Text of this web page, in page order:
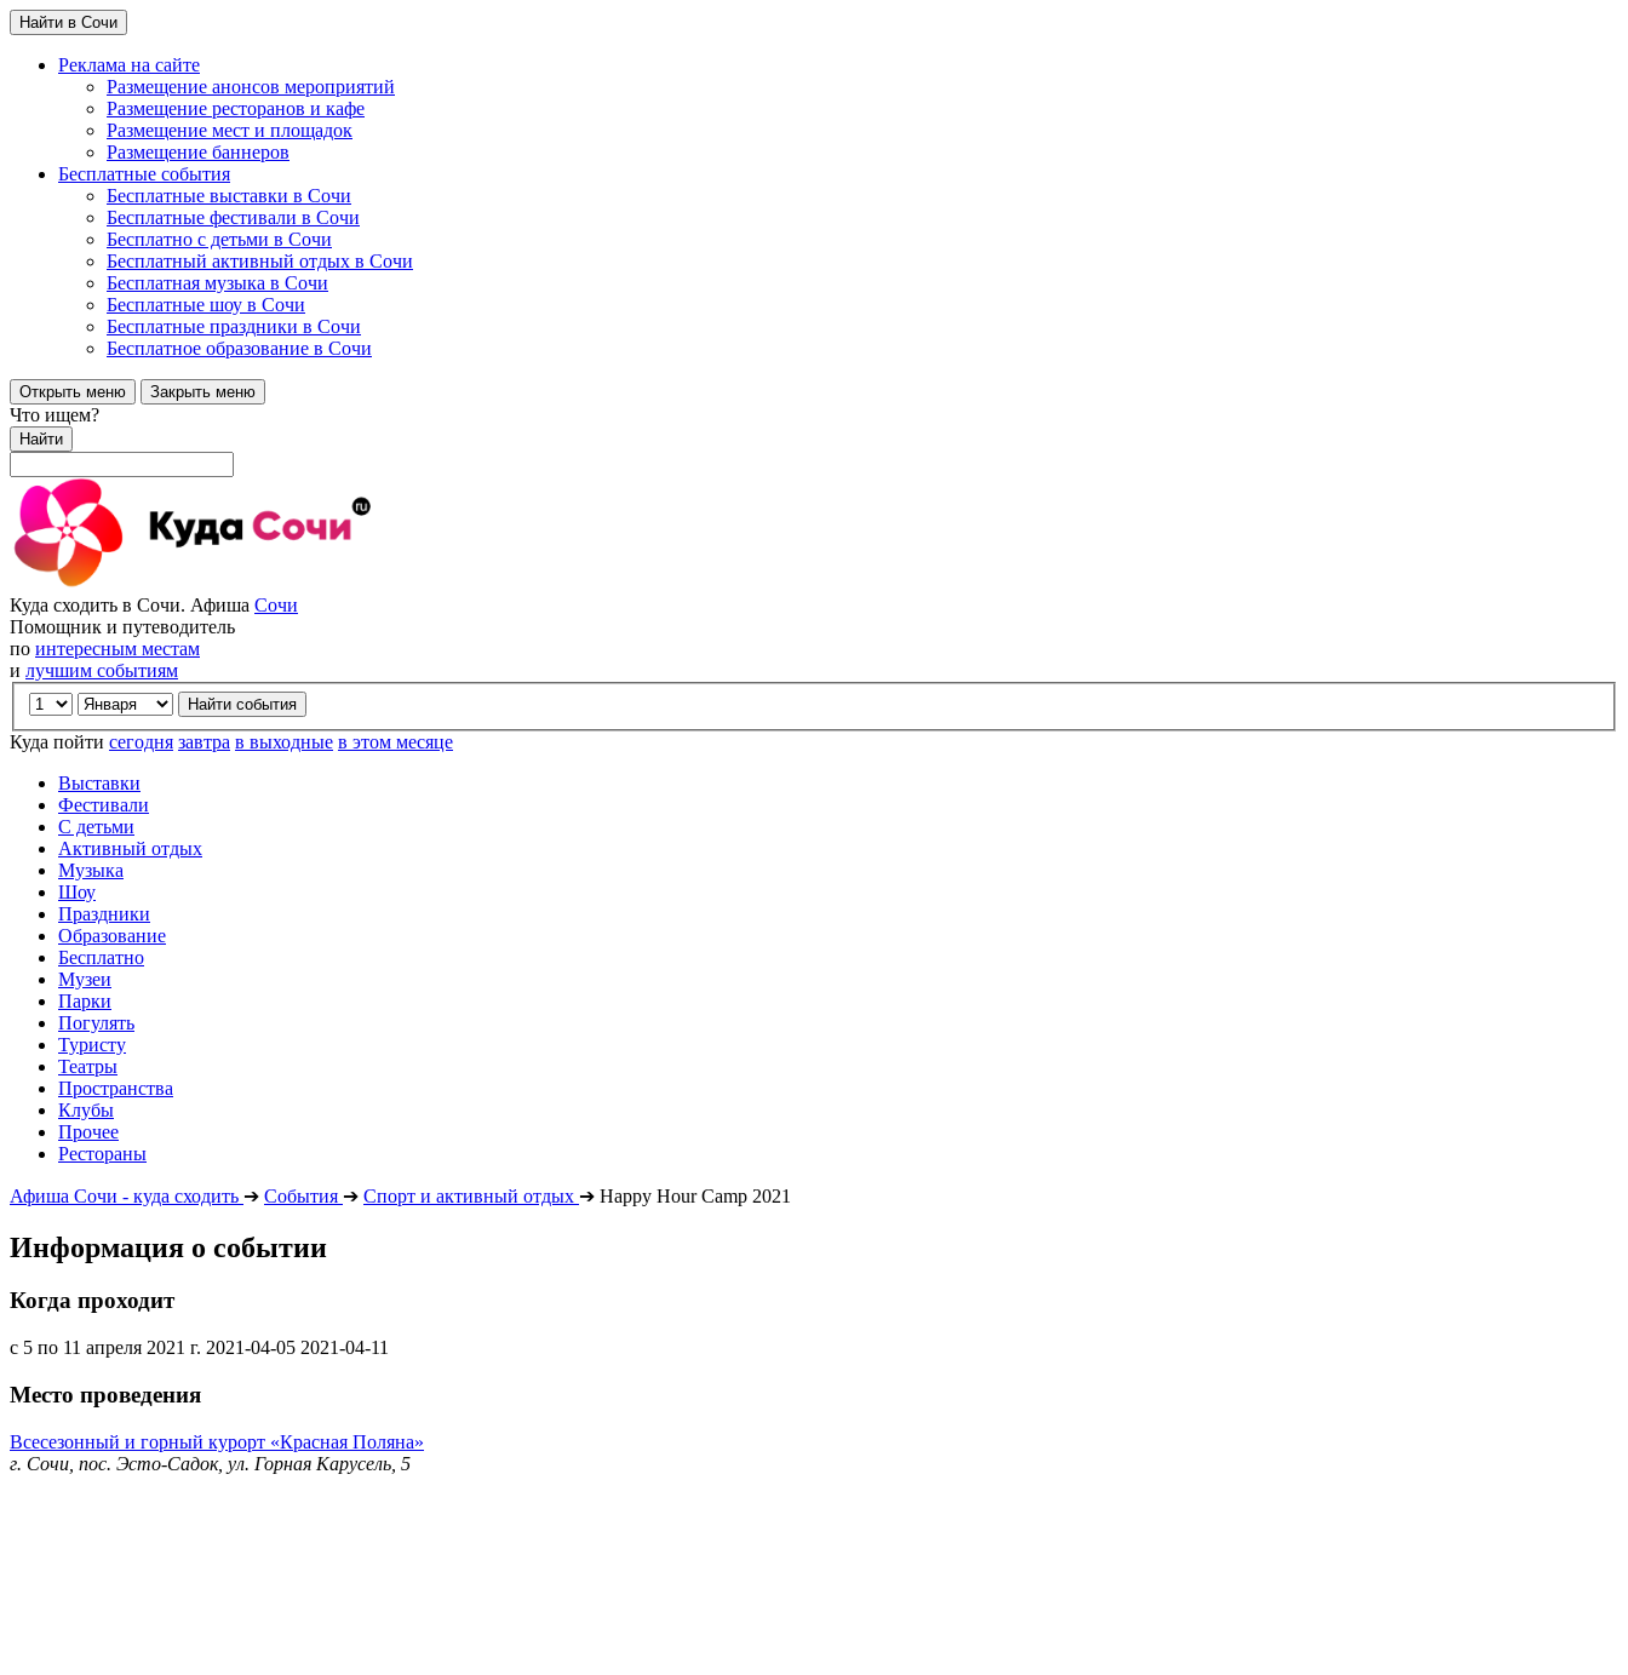
Найти в Сочи
Реклама на сайте
Размещение анонсов мероприятий
Размещение ресторанов и кафе
Размещение мест и площадок
Размещение баннеров
Бесплатные события
Бесплатные выставки в Сочи
Бесплатные фестивали в Сочи
Бесплатно с детьми в Сочи
Бесплатный активный отдых в Сочи
Бесплатная музыка в Сочи
Бесплатные шоу в Сочи
Бесплатные праздники в Сочи
Бесплатное образование в Сочи
Открыть меню Закрыть меню
Что ищем?
Найти
Куда сходить в Сочи. Афиша Сочи
Помощник и путеводитель
по интересным местам
и лучшим событиям
Куда пойти сегодня завтра в выходные в этом месяце
Выставки
Фестивали
С детьми
Активный отдых
Музыка
Шоу
Праздники
Образование
Бесплатно
Музеи
Парки
Погулять
Туристу
Театры
Пространства
Клубы
Прочее
Рестораны
Афиша Сочи - куда сходить ➔ События ➔ Спорт и активный отдых ➔ Happy Hour Camp 2021
Информация о событии
Когда проходит
с 5 по 11 апреля 2021 г. 2021-04-05 2021-04-11
Место проведения
Всесезонный и горный курорт «Красная Поляна»
г. Сочи, пос. Эсто-Садок, ул. Горная Карусель, 5